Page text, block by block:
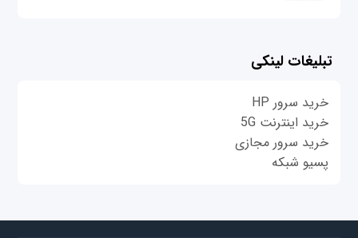
تبلیغات لینکی
خرید سرور HP
خرید اینترنت 5G
خرید سرور مجازی
پسیو شبکه